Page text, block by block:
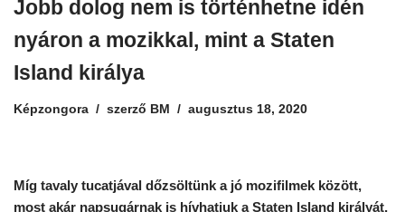
Jobb dolog nem is történhetne idén
nyáron a mozikkal, mint a Staten
Island királya
Képzongora szerző BM augusztus 18, 2020
Míg tavaly tucatjával dőzsöltünk a jó mozifilmek között,
most akár napsugárnak is hívhatjuk a Staten Island királyát,